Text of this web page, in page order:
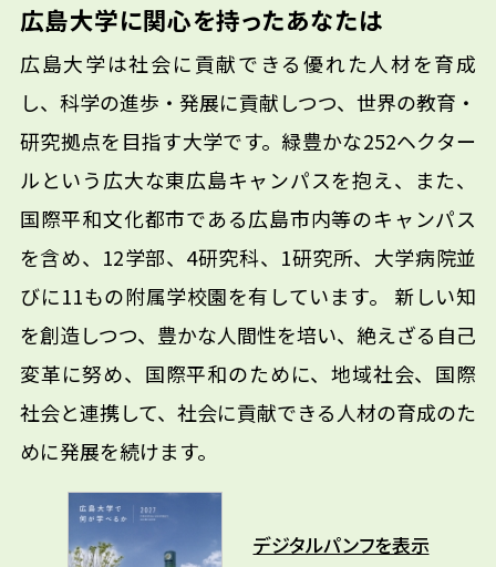
広島大学に関心を持ったあなたは
広島大学は社会に貢献できる優れた人材を育成
し、科学の進歩・発展に貢献しつつ、世界の教育・
研究拠点を目指す大学です。緑豊かな252ヘクター
ルという広大な東広島キャンパスを抱え、また、
国際平和文化都市である広島市内等のキャンパス
を含め、12学部、4研究科、1研究所、大学病院並
びに11もの附属学校園を有しています。 新しい知
を創造しつつ、豊かな人間性を培い、絶えざる自己
変革に努め、国際平和のために、地域社会、国際
社会と連携して、社会に貢献できる人材の育成のた
めに発展を続けます。
デジタルパンフを表示